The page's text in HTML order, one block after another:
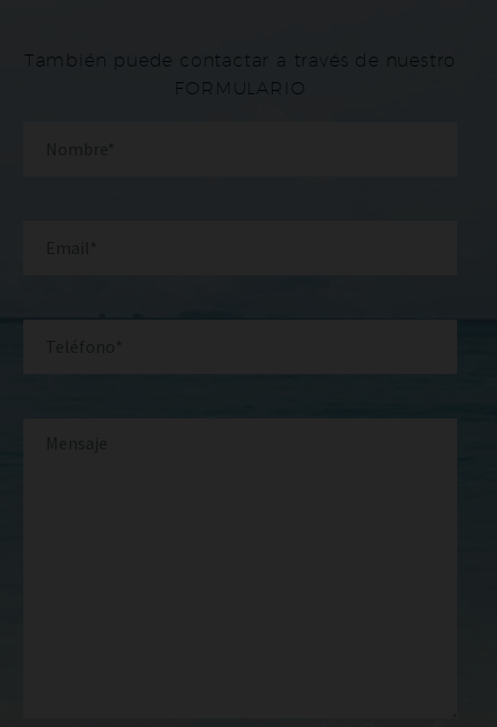
También puede contactar a través de nuestro
FORMULARIO